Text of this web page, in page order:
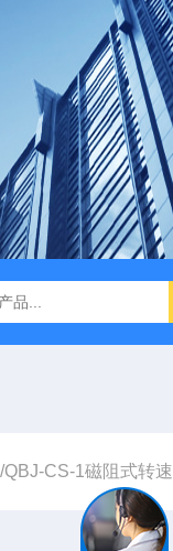
动传感器 加速度
CS-1磁阻式转